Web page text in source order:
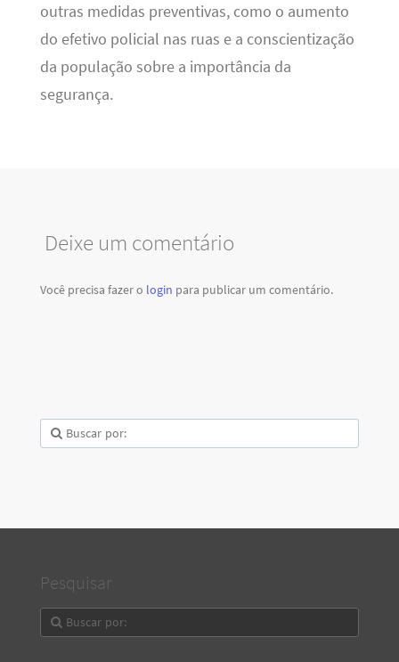
outras medidas preventivas, como o aumento
do efetivo policial nas ruas e a conscientização
da população sobre a importância da
segurança.
Deixe um comentário
Você precisa fazer o login para publicar um comentário.
Pesquisar